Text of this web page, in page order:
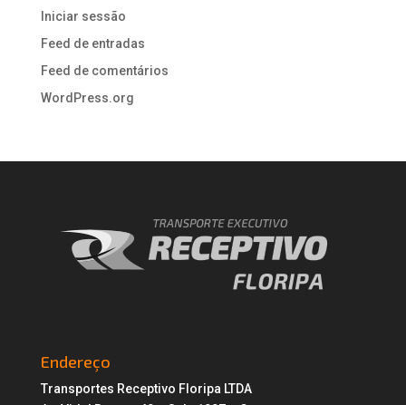
Iniciar sessão
Feed de entradas
Feed de comentários
WordPress.org
Endereço
Transportes Receptivo Floripa LTDA